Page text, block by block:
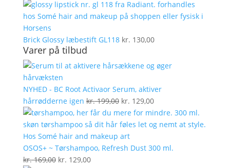
Brick Glossy læbestift GL118 kr. 130,00
Varer på tilbud
NYHED - BC Root Activaor Serum, aktiver
hårrødderne igen kr.199,00 Den
oprindelige
pris
var:
kr. 199,00.
kr. 129,00Den
aktuelle
pris
kr. 129,00.
OSOS+ ~ Tørshampoo, Refresh Dust 300 ml.
kr.169,00 Den
kr. 129,00Den